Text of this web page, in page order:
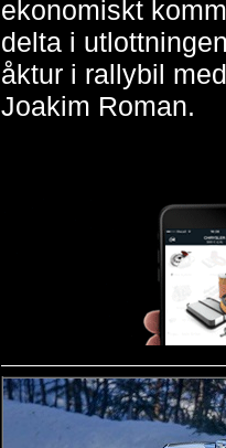
ekonomiskt
delta i
åktur i rallybil med
Joakim Roman.